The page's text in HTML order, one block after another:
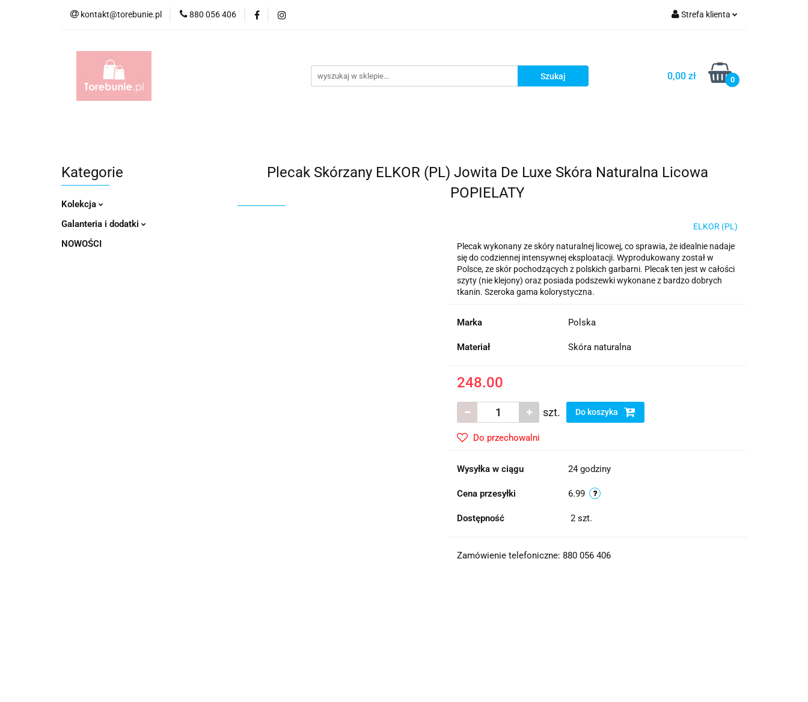
kontakt@torebunie.pl 880 056 406 Strefa klienta
Zarejestruj się
Dodaj zgłoszenie
0,00 zł 0
Torebki Torby i Saszetki męskie
Kategorie
Kolekcja
Galanteria i dodatki
NOWOŚCI
Plecak Skórzany ELKOR (PL) Jowita De Luxe Skóra Naturalna Licowa
POPIELATY
ELKOR (PL)
Plecak wykonany ze skóry naturalnej licowej, co sprawia, że idealnie nadaje
się do codziennej intensywnej eksploatacji. Wyprodukowany został w
Polsce, ze skór pochodzących z polskich garbarni. Plecak ten jest w całości
szyty (nie klejony) oraz posiada podszewki wykonane z bardzo dobrych
tkanin. Szeroka gama kolorystyczna.
Marka Polska
Materiał Skóra naturalna
248.00
szt. Do koszyka
Do przechowalni
Wysyłka w ciągu 24 godziny
Cena przesyłki 6.99
Dostępność 2 szt.
Zamówienie telefoniczne: 880 056 406